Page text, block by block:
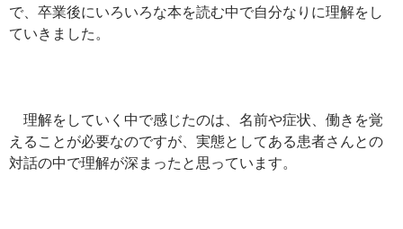
で、卒業後にいろいろな本を読む中で自分なりに理解をし
ていきました。
理解をしていく中で感じたのは、名前や症状、働きを覚
えることが必要なのですが、実態としてある患者さんとの
対話の中で理解が深まったと思っています。